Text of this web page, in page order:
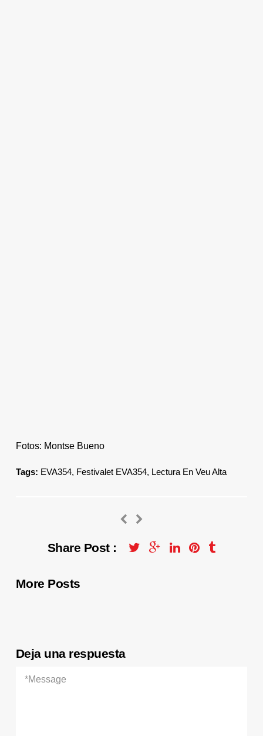
Fotos: Montse Bueno
Tags: EVA354, Festivalet EVA354, Lectura En Veu Alta
Share Post :
More Posts
Deja una respuesta